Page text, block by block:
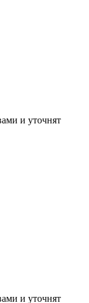
и уточнят
и уточнят